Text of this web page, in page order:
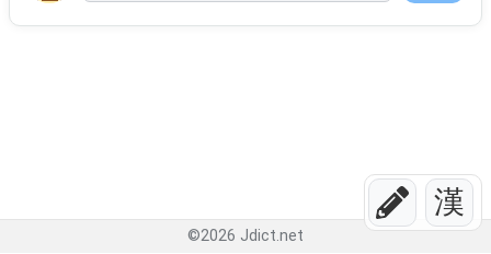
漢
©2026 Jdict.net